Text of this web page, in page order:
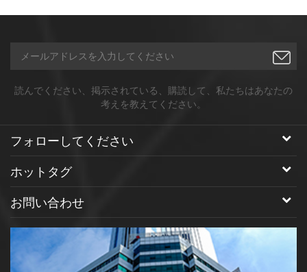
しています。私たちは常に変化する顧客の要求に応えるため、
粉末と粒子です。我々は、10nm〜10umの広範囲の粒径を貯蔵
している。 要求に応じて追加サイズを作成することもできます
。 金属合金ナノ粒子： n、co、sn、cr、fe、mg、w、mo、bi、
sb、pd、pt、p、およびpに基づいてほとんどの金属合金ナノ粒
び三元合金が利用可能である。 3.表面改質と分散： 特に炭素系
ナノ粒子中に特定の官能基を有するナノ材料を製造することが
社の標準製品を改造するか、お客様のニーズを満たす新しいナ
のナノ粒子は、エレクトロニクス、エネルギー生成および貯
る新製品の開発のために産業、軍事および学術研究室によって
適用されている。私たちの製品をナノテク市場の急速な拡大に
応用することは、ダイナミックな進化の状態にあります。 お問
読んでください、掲示されている、購読して、私たちはあなたの
考えを教えてください。
フォローしてください
ホットタグ
お問い合わせ